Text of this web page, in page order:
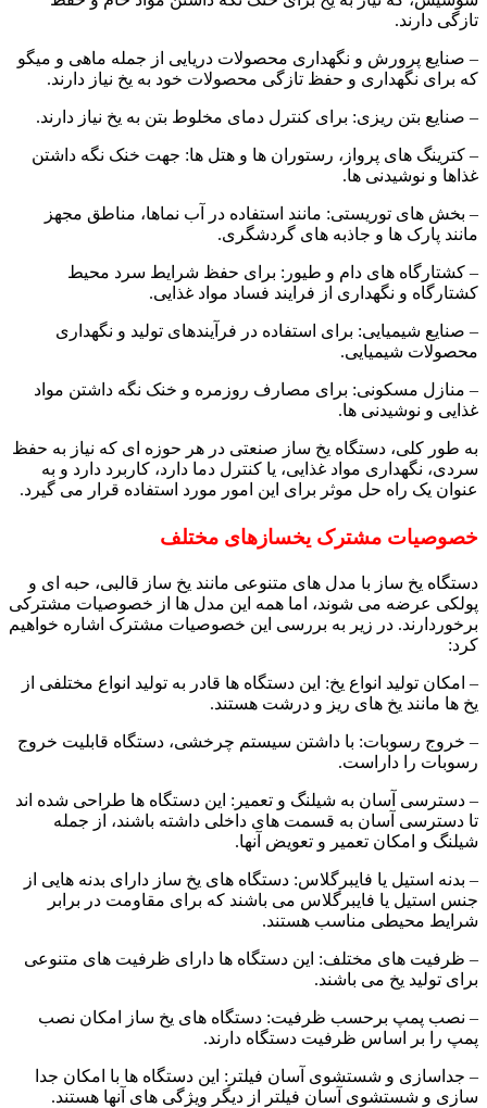
تازگی دارند.
– صنایع پرورش و نگهداری محصولات دریایی از جمله ماهی و میگو
که برای نگهداری و حفظ تازگی محصولات خود به یخ نیاز دارند.
– صنایع بتن ریزی: برای کنترل دمای مخلوط بتن به یخ نیاز دارند.
– کترینگ های پرواز، رستوران ها و هتل ها: جهت خنک نگه داشتن
غذاها و نوشیدنی ها.
– بخش های توریستی: مانند استفاده در آب نماها، مناطق مجهز
مانند پارک ها و جاذبه های گردشگری.
– کشتارگاه های دام و طیور: برای حفظ شرایط سرد محیط
کشتارگاه و نگهداری از فرایند فساد مواد غذایی.
– صنایع شیمیایی: برای استفاده در فرآیندهای تولید و نگهداری
محصولات شیمیایی.
– منازل مسکونی: برای مصارف روزمره و خنک نگه داشتن مواد
غذایی و نوشیدنی ها.
به طور کلی، دستگاه یخ ساز صنعتی در هر حوزه ای که نیاز به حفظ
سردی، نگهداری مواد غذایی، یا کنترل دما دارد، کاربرد دارد و به
عنوان یک راه حل موثر برای این امور مورد استفاده قرار می گیر د.
خصوصیات مشترک یخسازهای مختلف
دستگاه یخ ساز با مدل های متنوعی مانند یخ ساز قالبی، حبه ای و
پولکی عرضه می شوند، اما همه این مدل ها از خصوصیات مشترکی
برخوردارند. در زیر به بررسی این خصوصیات مشترک اشاره خواهیم
کرد:
– امکان تولید انواع یخ: این دستگاه ها قادر به تولید انواع مختلفی از
یخ ها مانند یخ های ریز و درشت هستند.
– خروج رسوبات: با داشتن سیستم چرخشی، دستگاه قابلیت خروج
رسوبات را داراست.
– دسترسی آسان به شیلنگ و تعمیر: این دستگاه ها طراحی شده اند
تا دسترسی آسان به قسمت های داخلی داشته باشند، از جمله
شیلنگ و امکان تعمیر و تعویض آنها.
– بدنه استیل یا فایبرگلاس: دستگاه های یخ ساز دارای بدنه هایی از
جنس استیل یا فایبرگلاس می باشند که برای مقاومت در برابر
شرایط محیطی مناسب هستند.
– ظرفیت های مختلف: این دستگاه ها دارای ظرفیت های متنوعی
برای تولید یخ می باشند.
– نصب پمپ برحسب ظرفیت: دستگاه های یخ ساز امکان نصب
پمپ را بر اساس ظرفیت دستگاه دارند.
– جداسازی و شستشوی آسان فیلتر: این دستگاه ها با امکان جدا
سازی و شستشوی آسان فیلتر از دیگر ویژگی های آنها هستند.